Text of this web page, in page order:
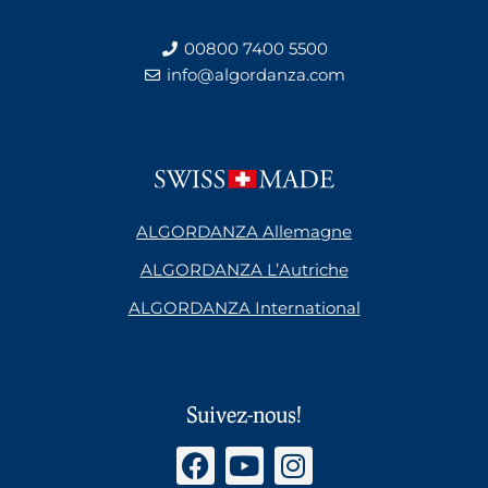
00800 7400 5500
info@algordanza.com
ALGORDANZA Allemagne
ALGORDANZA L’Autriche
ALGORDANZA International
Suivez-nous!